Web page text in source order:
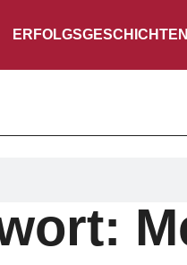
ERFOLGSGESCHICHTEN